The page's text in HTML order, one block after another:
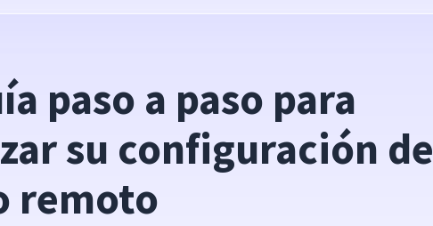
paso a paso para
su configuración de
remoto